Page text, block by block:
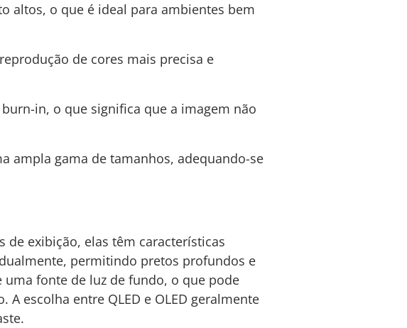
altos, o que é ideal para ambientes bem
de cores mais precisa e
in, o que significa que a imagem não
ampla gama de tamanhos, adequando-se
de exibição, elas têm características
permitindo pretos profundos e
fonte de luz de fundo, o que pode
escolha entre QLED e OLED geralmente